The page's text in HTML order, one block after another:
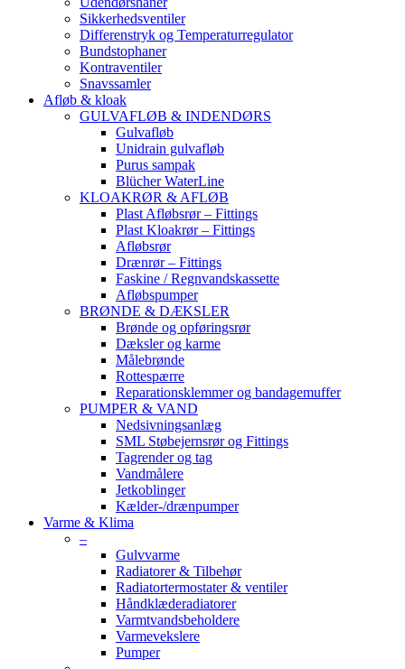
Sikkerhedsventiler
Differenstryk og Temperaturregulator
Bundstophaner
Kontraventiler
Snavssamler
Afløb & kloak
GULVAFLØB & INDENDØRS
Gulvafløb
Unidrain gulvafløb
Purus sampak
Blücher WaterLine
KLOAKRØR & AFLØB
Plast Afløbsrør – Fittings
Plast Kloakrør – Fittings
Afløbsrør
Drænrør – Fittings
Faskine / Regnvandskassette
Afløbspumper
BRØNDE & DÆKSLER
Brønde og opføringsrør
Dæksler og karme
Målebrønde
Rottespærre
Reparationsklemmer og bandagemuffer
PUMPER & VAND
Nedsivningsanlæg
SML Støbejernsrør og Fittings
Tagrender og tag
Vandmålere
Jetkoblinger
Kælder-/drænpumper
Varme & Klima
–
Gulvvarme
Radiatorer & Tilbehør
Radiatortermostater & ventiler
Håndklæderadiatorer
Varmtvandsbeholdere
Varmevekslere
Pumper